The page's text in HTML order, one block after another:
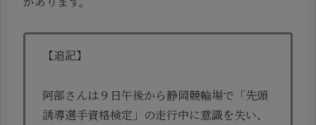
【追記】
阿部さんは９日午後から静岡競輪場で「先頭
誘導選手資格検定」の走行中に意識を失い、